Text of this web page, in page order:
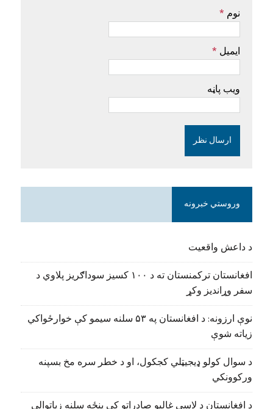
نوم *
ایمیل *
ویب پاڼه
وروستي خبرونه
د داعش واقعیت
افغانستان ترکمنستان ته د ۱۰۰ کسیز سوداګریز پلاوي د
سفر وړاندیز وکړ
نوې ارزونه: د افغانستان په ۵۳ سلنه سیمو کې خوارځواکي
زیاته شوې
د سوال کولو ډیجیټلي کجکول، او د خطر سره مخ بسپنه
ورکوونکي